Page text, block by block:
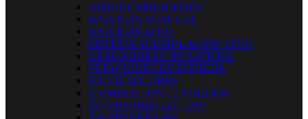
AEROGENERADORES
BATERIAS AGM, GEL
BATERIAS LITIO
SISTEMA ACUMULACIÓN LITIO
CARGADORES DE BATERIA
ESTACIONES DE ENERGIA
FOCOS SOLARES
ILUMINACION 12 VOLTIOS
INVERSORES 12V / 24V